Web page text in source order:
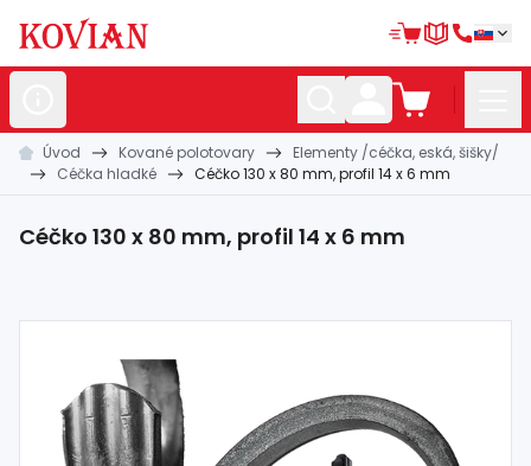
Nerezovépolotovary
Kované
Automatizácia
Dom, dielňa,záhrada
Úvod Kované polotovary
Elementy /céčka, eská, šišky/
Céčka hladké
Céčko 130 x 80 mm, profil 14 x 6 mm
Céčko 130 x 80 mm, profil 14 x 6 mm